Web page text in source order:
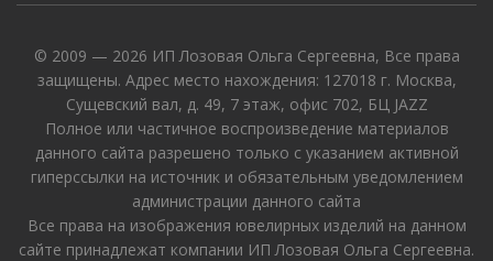
© 2009 — 2026 ИП Лозовая Ольга Сергеевна, Все права
защищены. Адрес место нахождения: 127018 г. Москва,
Сущевский вал, д. 49, 7 этаж, офис 702, БЦ JAZZ
Полное или частичное воспроизведение материалов
данного сайта разрешено только с указанием активной
гиперссылки на источник и обязательным уведомлением
администрации данного сайта
Все права на изображения ювелирных изделий на данном
сайте принадлежат компании ИП Лозовая Ольга Сергеевна.